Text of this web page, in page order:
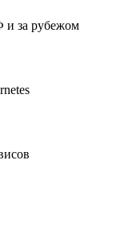
и за рубежом